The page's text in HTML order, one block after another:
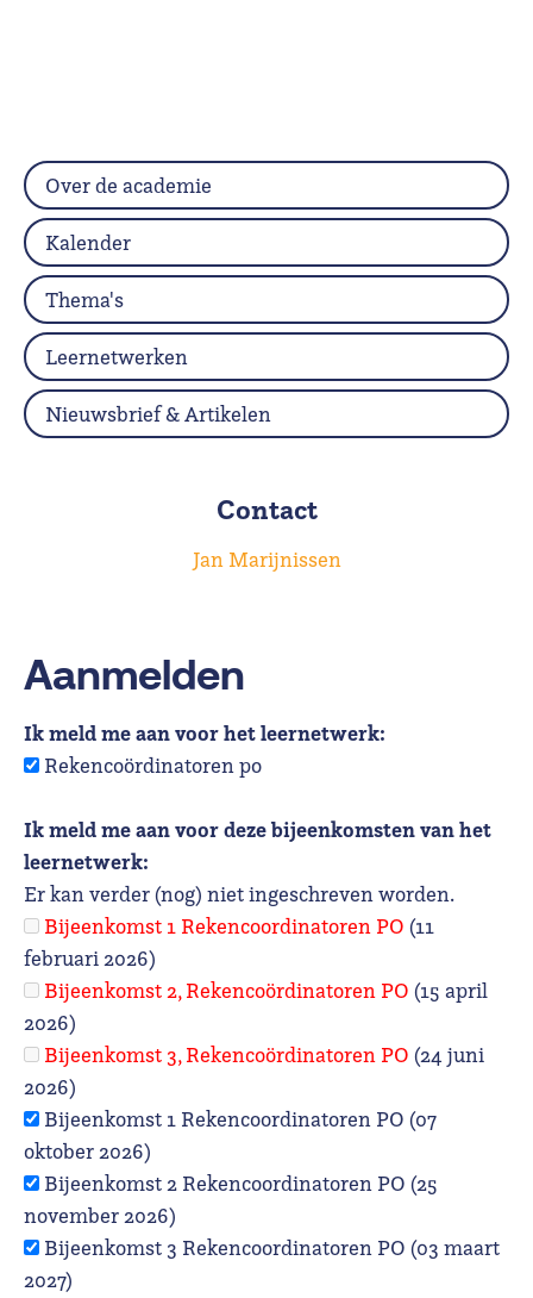
Aanmelden
Ik meld me aan voor het leernetwerk:
Rekencoördinatoren po
Ik meld me aan voor deze bijeenkomsten van het
leernetwerk:
Er kan verder (nog) niet ingeschreven worden.
Bijeenkomst 1 Rekencoordinatoren PO (11
februari 2026)
Bijeenkomst 2, Rekencoördinatoren PO (15 april
2026)
Bijeenkomst 3, Rekencoördinatoren PO (24 juni
2026)
Bijeenkomst 1 Rekencoordinatoren PO (07
oktober 2026)
Bijeenkomst 2 Rekencoordinatoren PO (25
november 2026)
Bijeenkomst 3 Rekencoordinatoren PO (03 maart
2027)
Over de academie
Kalender
Thema's
Leernetwerken
Nieuwsbrief & Artikelen
Contact
Jan Marijnissen